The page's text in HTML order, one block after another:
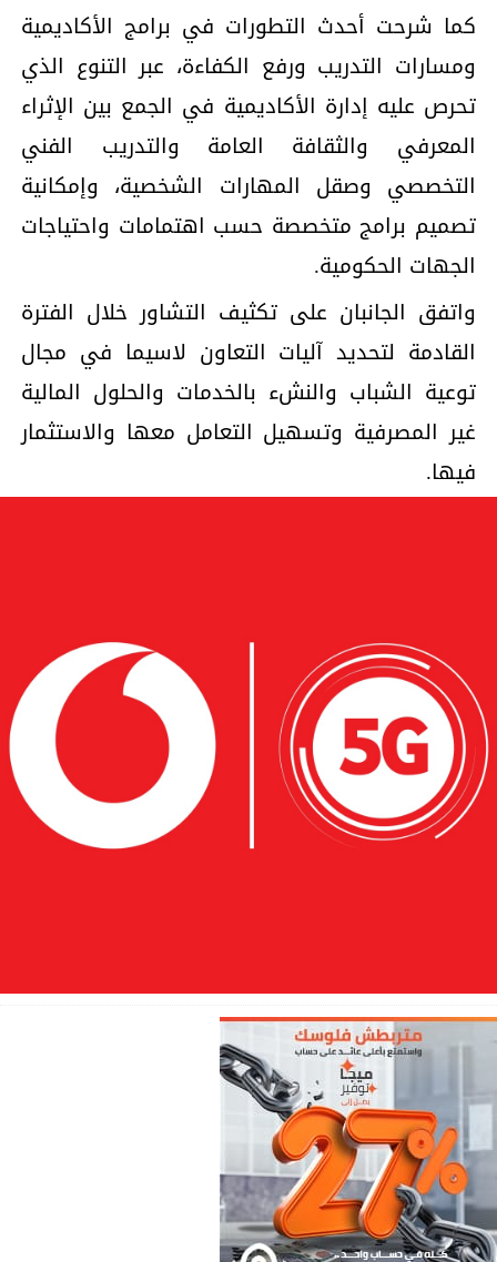
كما شرحت أحدث التطورات في برامج الأكاديمية
ومسارات التدريب ورفع الكفاءة، عبر التنوع الذي
تحرص عليه إدارة الأكاديمية في الجمع بين الإثراء
المعرفي والثقافة العامة والتدريب الفني
التخصصي وصقل المهارات الشخصية، وإمكانية
تصميم برامج متخصصة حسب اهتمامات واحتياجات
الجهات الحكومية.
واتفق الجانبان على تكثيف التشاور خلال الفترة
القادمة لتحديد آليات التعاون لاسيما في مجال
توعية الشباب والنشء بالخدمات والحلول المالية
غير المصرفية وتسهيل التعامل معها والاستثمار
فيها.